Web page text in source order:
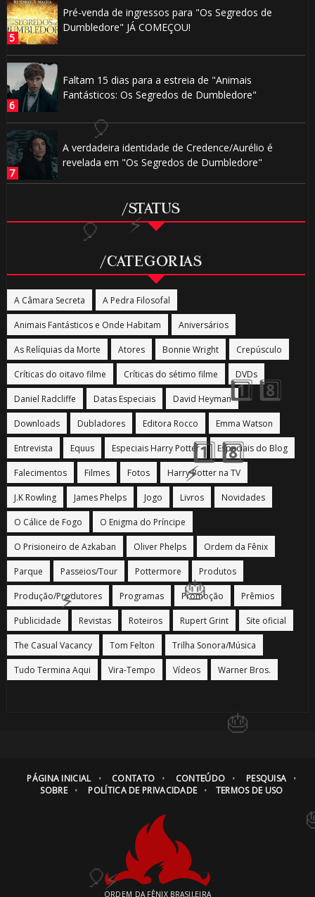
Pré-venda de ingressos para "Os Segredos de
Dumbledore" JÁ COMEÇOU!
Faltam 15 dias para a estreia de "Animais
Fantásticos: Os Segredos de Dumbledore"
A verdadeira identidade de Credence/Aurélio é
revelada em "Os Segredos de Dumbledore"
/STATUS
/CATEGORIAS
A Câmara Secreta A Pedra Filosofal
Animais Fantásticos e Onde Habitam Aniversários
As Relíquias da Morte Atores Bonnie Wright Crepúsculo
Críticas do oitavo filme Críticas do sétimo filme DVDs
Daniel Radcliffe Datas Especiais David Heyman
Downloads Dubladores Editora Rocco Emma Watson
Entrevista Equus Especiais Harry Potter Especiais do Blog
Falecimentos Filmes Fotos Harry Potter na TV
J.K Rowling James Phelps Jogo Livros Novidades
O Cálice de Fogo O Enigma do Príncipe
O Prisioneiro de Azkaban Oliver Phelps Ordem da Fênix
Parque Passeios/Tour Pottermore Produtos
Produção/Produtores Programas Promoção Prêmios
Publicidade Revistas Roteiros Rupert Grint Site oficial
The Casual Vacancy Tom Felton Trilha Sonora/Música
Tudo Termina Aqui Vira-Tempo Vídeos Warner Bros.
PÁGINA INICIAL CONTATO CONTEÚDO
PESQUISA
SOBRE
POLÍTICA DE PRIVACIDADE TERMOS DE USO
ORDEM DA FÊNIX BRASILEIRA
🎂
🎂
🎈
1️⃣ 8️⃣
🎂
🎂
⚡
1️⃣
8️⃣